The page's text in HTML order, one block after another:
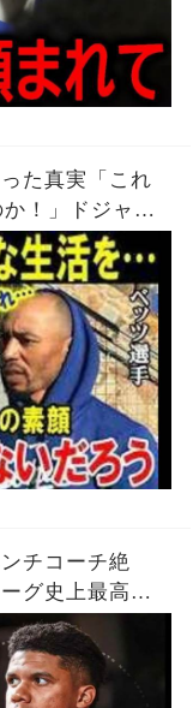
た真実「これ
！」ドジャー
イのあり得な
チコーチ絶
グ史上最高の
にならな